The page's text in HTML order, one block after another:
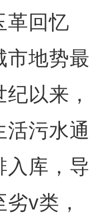
革回忆
市地势最
以来，
活污水通
入库，导
v类，